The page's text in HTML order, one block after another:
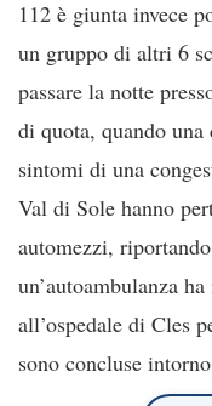
112 è giunta invece
un gruppo di altri 6
passare la notte
di quota, quando una
sintomi di una
Val di Sole hanno
automezzi,
un’autoambulanza
all’ospedale di Cles
sono concluse